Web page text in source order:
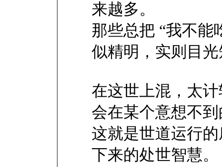
来越多。
那些总把 “我不能
似精明，实则目
在这世上混，太
会在某个意想不
这就是世道运行
下来的处世智慧。